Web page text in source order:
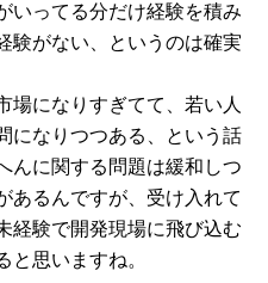
いってる分だけ経験を積み
験がない、というのは確実
になりすぎてて、若い人
になりつつある、という話
んに関する問題は緩和しつ
あるんですが、受け入れて
経験で開発現場に飛び込む
と思いますね。